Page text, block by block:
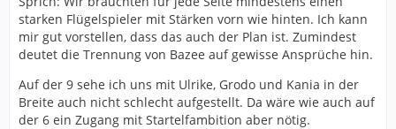
starken Flügelspieler mit Stärken vorn wie hinten. Ich kann
mir gut vorstellen, dass das auch der Plan ist. Zumindest
deutet die Trennung von Bazee auf gewisse Ansprüche hin.
Auf der 9 sehe ich uns mit Ulrike, Grodo und Kania in der
Breite auch nicht schlecht aufgestellt. Da wäre wie auch auf
der 6 ein Zugang mit Startelfambition aber nötig.